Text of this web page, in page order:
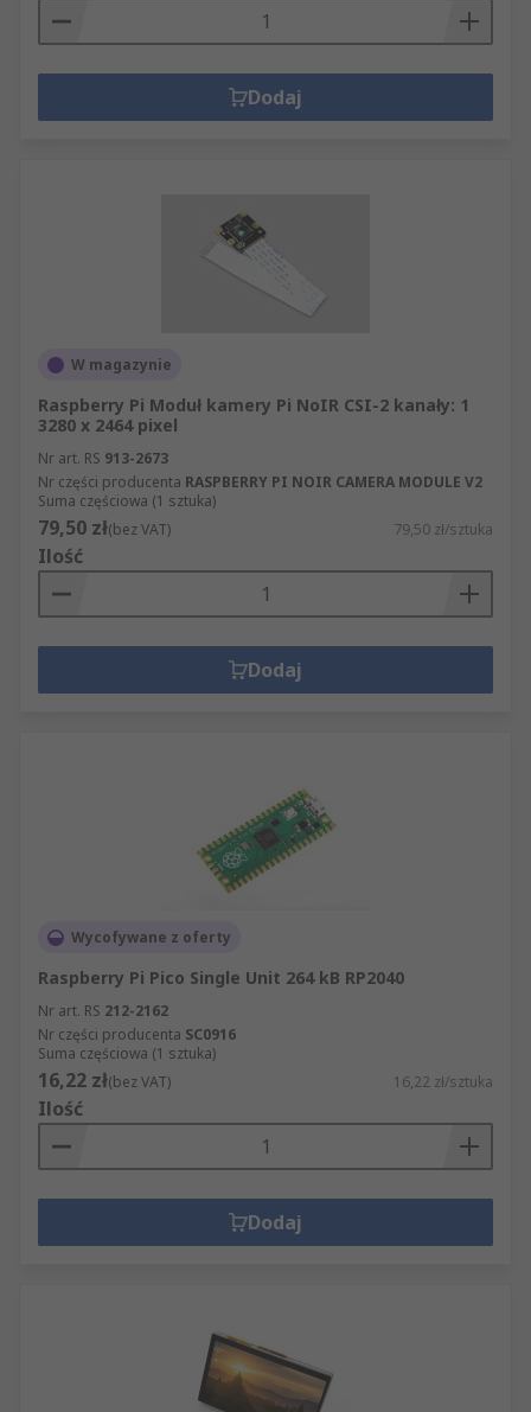
Dodaj
W magazynie
Raspberry Pi Moduł kamery Pi NoIR CSI-2 kanały: 1
3280 x 2464 pixel
Nr art. RS 913-2673
Nr części producenta RASPBERRY PI NOIR CAMERA MODULE V2
Suma częściowa (1 sztuka)
79,50 zł(bez VAT) 79,50 zł/sztuka
Ilość
Dodaj
Wycofywane z oferty
Raspberry Pi Pico Single Unit 264 kB RP2040
Nr art. RS 212-2162
Nr części producenta SC0916
Suma częściowa (1 sztuka)
16,22 zł(bez VAT) 16,22 zł/sztuka
Ilość
Dodaj